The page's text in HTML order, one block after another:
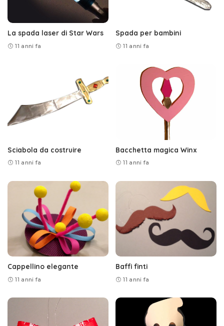
La spada laser di Star Wars
11 anni fa
Spada per bambini
11 anni fa
Sciabola da costruire
11 anni fa
Bacchetta magica Winx
11 anni fa
Cappellino elegante
11 anni fa
Baffi finti
11 anni fa